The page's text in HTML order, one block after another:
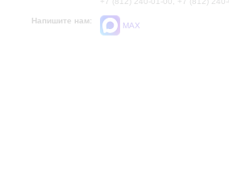
Напишите нам:
MAX